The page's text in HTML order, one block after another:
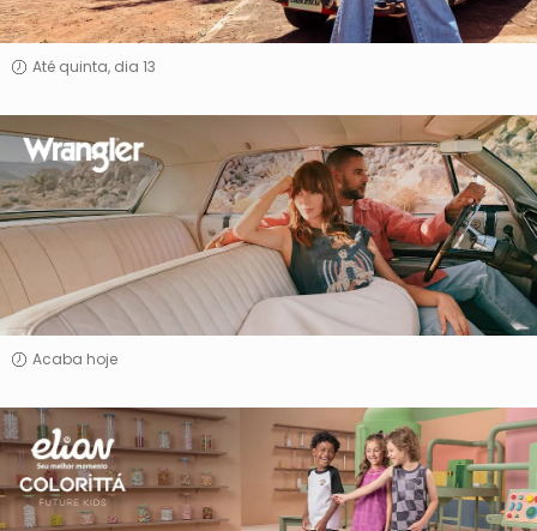
Até quinta, dia 13
Wrangler
Acaba hoje
Elian
&
Colorittá